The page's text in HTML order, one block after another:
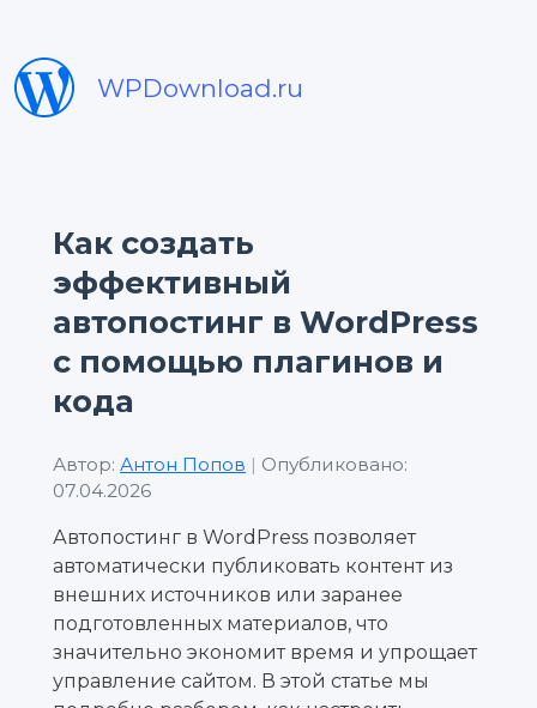
WPDownload.ru
Как создать
эффективный
автопостинг в WordPress
с помощью плагинов и
кода
Автор: Антон Попов | Опубликовано:
07.04.2026
Автопостинг в WordPress позволяет
автоматически публиковать контент из
внешних источников или заранее
подготовленных материалов, что
значительно экономит время и упрощает
управление сайтом. В этой статье мы